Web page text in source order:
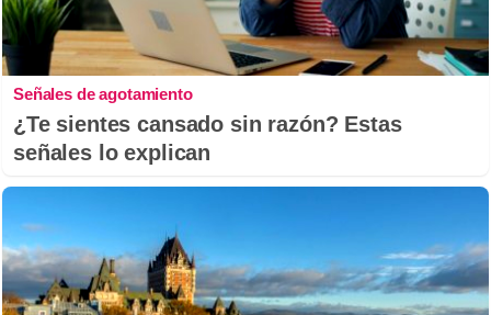
Señales de agotamiento
¿Te sientes cansado sin razón? Estas
señales lo explican